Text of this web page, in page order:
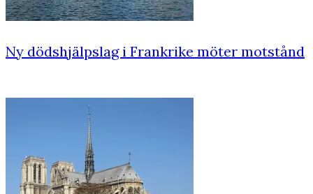
Ny dödshjälpslag i Frankrike möter motstånd